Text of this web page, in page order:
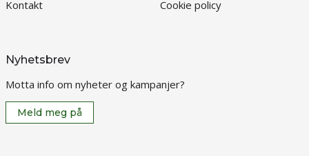
Kontakt Cookie policy
Nyhetsbrev
Motta info om nyheter og kampanjer?
Meld meg på